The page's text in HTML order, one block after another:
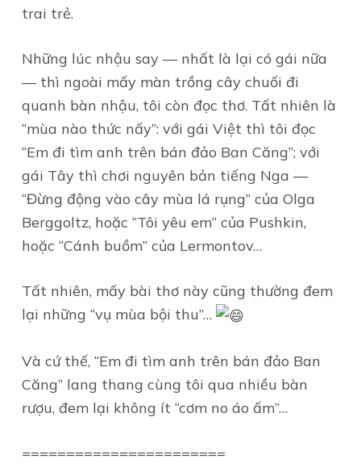
trai trẻ.
Những lúc nhậu say — nhất là lại có gái nữa
— thì ngoài mấy màn trồng cây chuối đi
quanh bàn nhậu, tôi còn đọc thơ. Tất nhiên là
“mùa nào thức nấy”: với gái Việt thì tôi đọc
“Em đi tìm anh trên bán đảo Ban Căng”; với
gái Tây thì chơi nguyên bản tiếng Nga —
“Đừng động vào cây mùa lá rụng” của Olga
Berggoltz, hoặc “Tôi yêu em” của Pushkin,
hoặc “Cánh buồm” của Lermontov…
Tất nhiên, mấy bài thơ này cũng thường đem
lại những “vụ mùa bội thu”…
Và cứ thế, “Em đi tìm anh trên bán đảo Ban
Căng” lang thang cùng tôi qua nhiều bàn
rượu, đem lại không ít “cơm no áo ấm”…
=======================